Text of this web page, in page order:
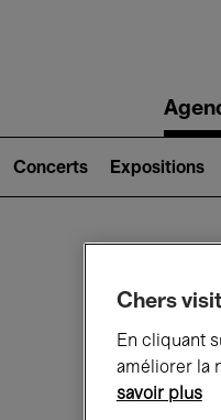
navigation
Concerts Expositions
Chers
En cliquant
améliorer la
savoir plus